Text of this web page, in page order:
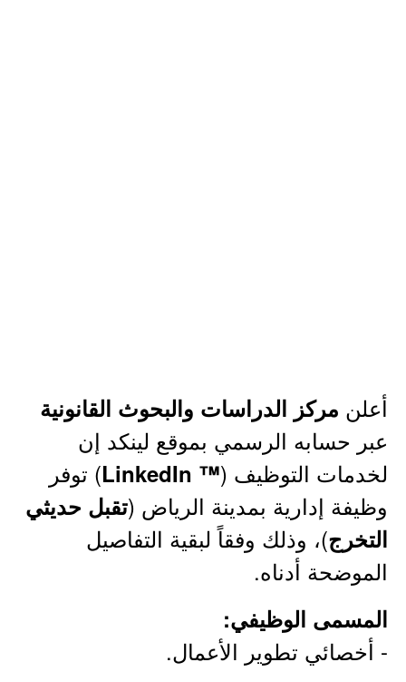
أعلن مركز الدراسات والبحوث القانونية
عبر حسابه الرسمي بموقع لينكد إن
لخدمات التوظيف (™ LinkedIn
) توفر
وظيفة إدارية بمدينة الرياض (تقبل حديثي
التخرج)، وذلك وفقاً لبقية التفاصيل
الموضحة أدناه.
المسمى الوظيفي:
- أخصائي تطوير الأعمال.